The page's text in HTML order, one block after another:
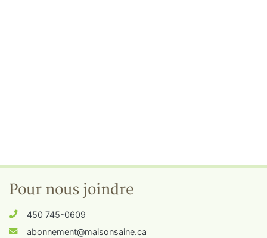
Pour nous joindre
450 745-0609
abonnement@maisonsaine.ca